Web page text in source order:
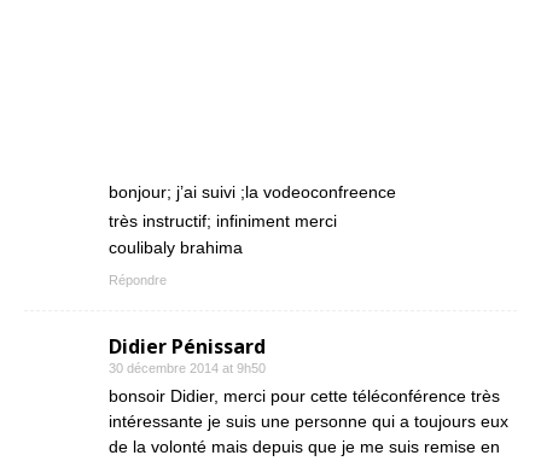
bonjour; j’ai suivi ;la vodeoconfreence
très instructif; infiniment merci
coulibaly brahima
Répondre
Didier Pénissard
30 décembre 2014 at 9h50
bonsoir Didier, merci pour cette téléconférence très
intéressante je suis une personne qui a toujours eux
de la volonté mais depuis que je me suis remise en